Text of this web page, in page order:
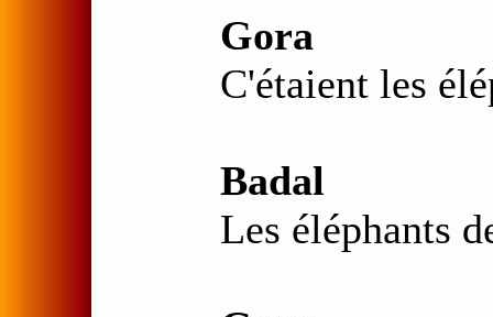
Gora
C'étaient les
Badal
Les éléphants